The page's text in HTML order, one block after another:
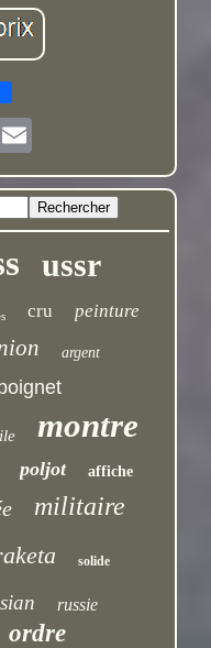
ussr
cru peinture
argent
montre
poljot affiche
militaire
solide
russie
ordre